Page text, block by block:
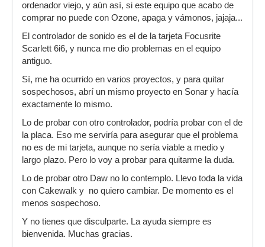
ordenador viejo, y aún así, si este equipo que acabo de
comprar no puede con Ozone, apaga y vámonos, jajaja...
El controlador de sonido es el de la tarjeta Focusrite
Scarlett 6i6, y nunca me dio problemas en el equipo
antiguo.
Sí, me ha ocurrido en varios proyectos, y para quitar
sospechosos, abrí un mismo proyecto en Sonar y hacía
exactamente lo mismo.
Lo de probar con otro controlador, podría probar con el de
la placa. Eso me serviría para asegurar que el problema
no es de mi tarjeta, aunque no sería viable a medio y
largo plazo. Pero lo voy a probar para quitarme la duda.
Lo de probar otro Daw no lo contemplo. Llevo toda la vida
con Cakewalk y no quiero cambiar. De momento es el
menos sospechoso.
Y no tienes que disculparte. La ayuda siempre es
bienvenida. Muchas gracias.